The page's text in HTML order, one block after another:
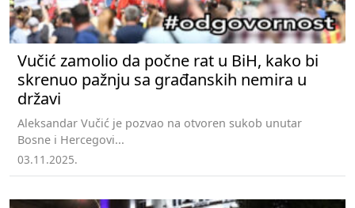
Vučić zamolio da počne rat u BiH, kako bi
skrenuo pažnju sa građanskih nemira u
državi
Aleksandar Vučić je pozvao na otvoren sukob unutar
Bosne i Hercegovi...
03.11.2025.